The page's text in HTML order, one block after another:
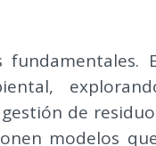
de
modelos